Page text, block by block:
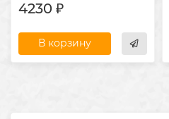
4230 ₽
В корзину